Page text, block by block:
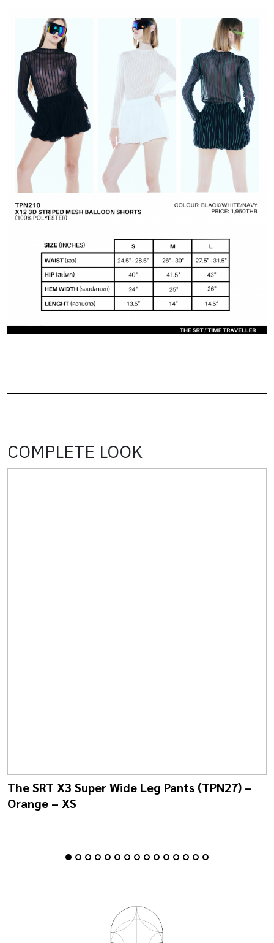
COMPLETE LOOK
The SRT X3 Super Wide Leg Pants (TPN27) –
Orange – XS